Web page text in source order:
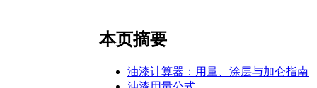
本页摘要
油漆计算器：用量、涂层与加仑指南